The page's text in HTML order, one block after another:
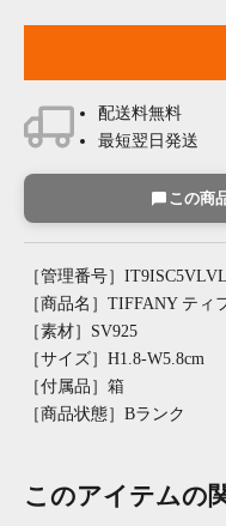
配送料無料
最短翌日発送
この商
［管理番号］
［商品名］TIFFANY テ
［素材］SV925
［サイズ］H1.8-W5.8cm
［付属品］箱
［商品状態］Bランク
このアイテムの